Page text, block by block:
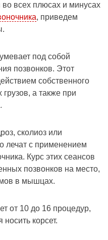
всех плюсах и минусах
, приведем
под собой
позвонков. Этот
собственного
а также при
сколиоз или
лечат с применением
Курс этих сеансов
позвонков на место,
в мышцах.
от 10 до 16 процедур,
корсет.